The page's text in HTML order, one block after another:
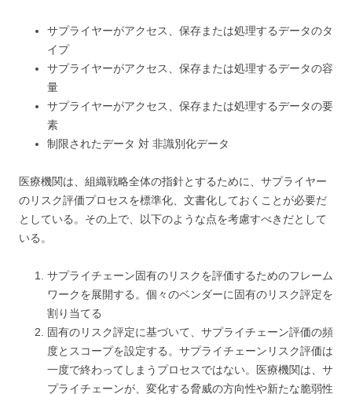
サプライヤーがアクセス、保存または処理するデータのタ
イプ
サプライヤーがアクセス、保存または処理するデータの容
量
サプライヤーがアクセス、保存または処理するデータの要
素
制限されたデータ 対 非識別化データ
医療機関は、組織戦略全体の指針とするために、サプライヤー
のリスク評価プロセスを標準化、文書化しておくことが必要だ
としている。その上で、以下のような点を考慮すべきだとして
いる。
サプライチェーン固有のリスクを評価するためのフレーム
ワークを展開する。個々のベンダーに固有のリスク評定を
割り当てる
固有のリスク評定に基づいて、サプライチェーン評価の頻
度とスコープを設定する。サプライチェーンリスク評価は
一度で終わってしまうプロセスではない。医療機関は、サ
プライチェーンが、変化する脅威の方向性や新たな脆弱性